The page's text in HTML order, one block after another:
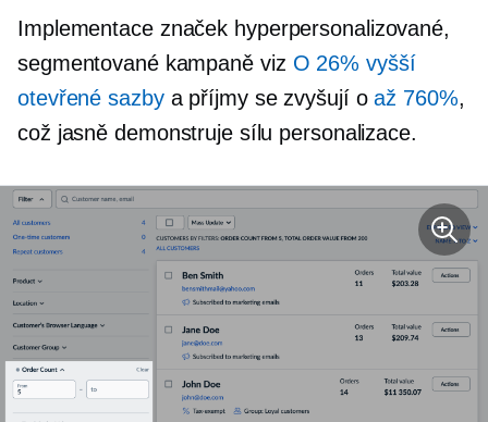
Implementace značek hyperpersonalizované,
segmentované kampaně viz O 26% vyšší
otevřené sazbya příjmy se zvyšují oaž 760%,
což jasně demonstruje sílu personalizace.